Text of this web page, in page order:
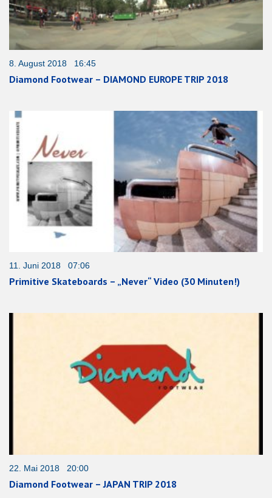
8. August 2018 16:45
Diamond Footwear – DIAMOND EUROPE TRIP 2018
11. Juni 2018 07:06
Primitive Skateboards – „Never“ Video (30 Minuten!)
22. Mai 2018 20:00
Diamond Footwear – JAPAN TRIP 2018